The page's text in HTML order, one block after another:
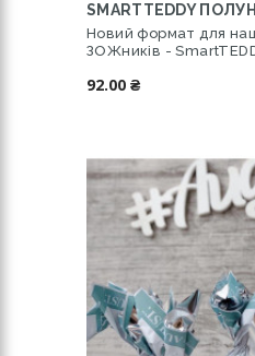
SMARTTEDDY
Новий формат для
ЗОЖників -
92.00 ₴